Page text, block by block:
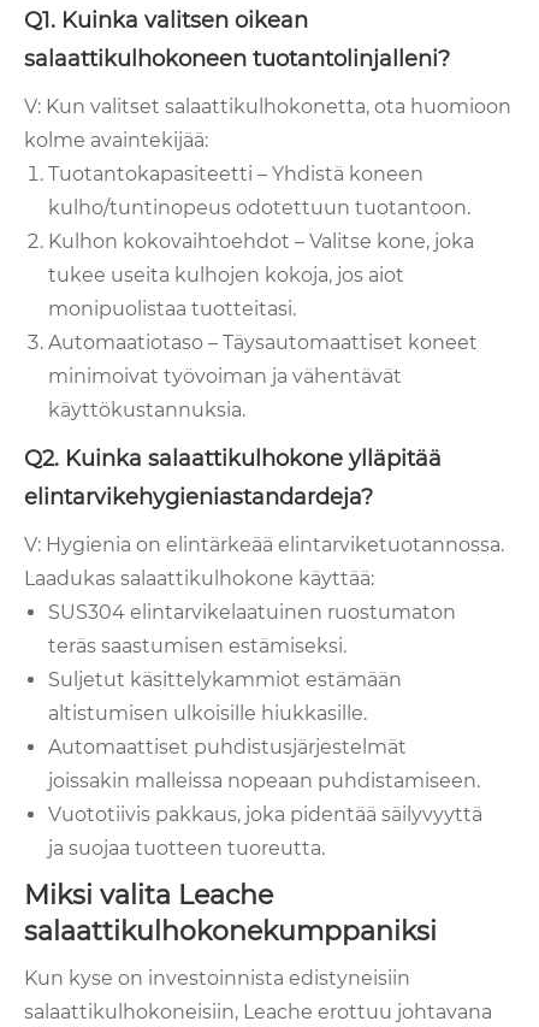
Q1. Kuinka valitsen oikean
salaattikulhokoneen tuotantolinjalleni?
V: Kun valitset salaattikulhokonetta, ota huomioon
kolme avaintekijää:
Tuotantokapasiteetti – Yhdistä koneen
kulho/tuntinopeus odotettuun tuotantoon.
Kulhon kokovaihtoehdot – Valitse kone, joka
tukee useita kulhojen kokoja, jos aiot
monipuolistaa tuotteitasi.
Automaatiotaso – Täysautomaattiset koneet
minimoivat työvoiman ja vähentävät
käyttökustannuksia.
Q2. Kuinka salaattikulhokone ylläpitää
elintarvikehygieniastandardeja?
V: Hygienia on elintärkeää elintarviketuotannossa.
Laadukas salaattikulhokone käyttää:
SUS304 elintarvikelaatuinen ruostumaton
teräs saastumisen estämiseksi.
Suljetut käsittelykammiot estämään
altistumisen ulkoisille hiukkasille.
Automaattiset puhdistusjärjestelmät
joissakin malleissa nopeaan puhdistamiseen.
Vuototiivis pakkaus, joka pidentää säilyvyyttä
ja suojaa tuotteen tuoreutta.
Miksi valita Leache
salaattikulhokonekumppaniksi
Kun kyse on investoinnista edistyneisiin
salaattikulhokoneisiin, Leache erottuu johtavana